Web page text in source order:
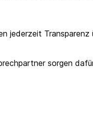
jederzeit Transparenz
sorgen